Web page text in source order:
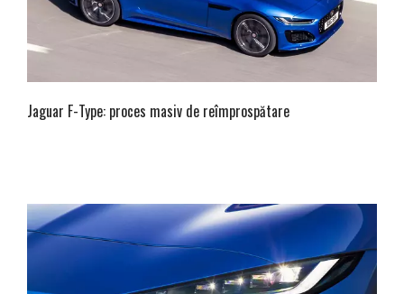
Jaguar F-Type: proces masiv de reîmprospătare